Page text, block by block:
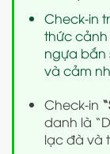
Check-in
thức cảnh
ngựa bắn
và cảm
Check-in
danh là
lạc đà và